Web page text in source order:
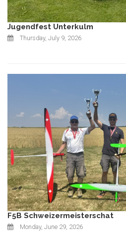
Jugendfest Unterkulm
Thursday, July 9, 2026
F5B Schweizermeisterschat
Monday, June 29, 2026